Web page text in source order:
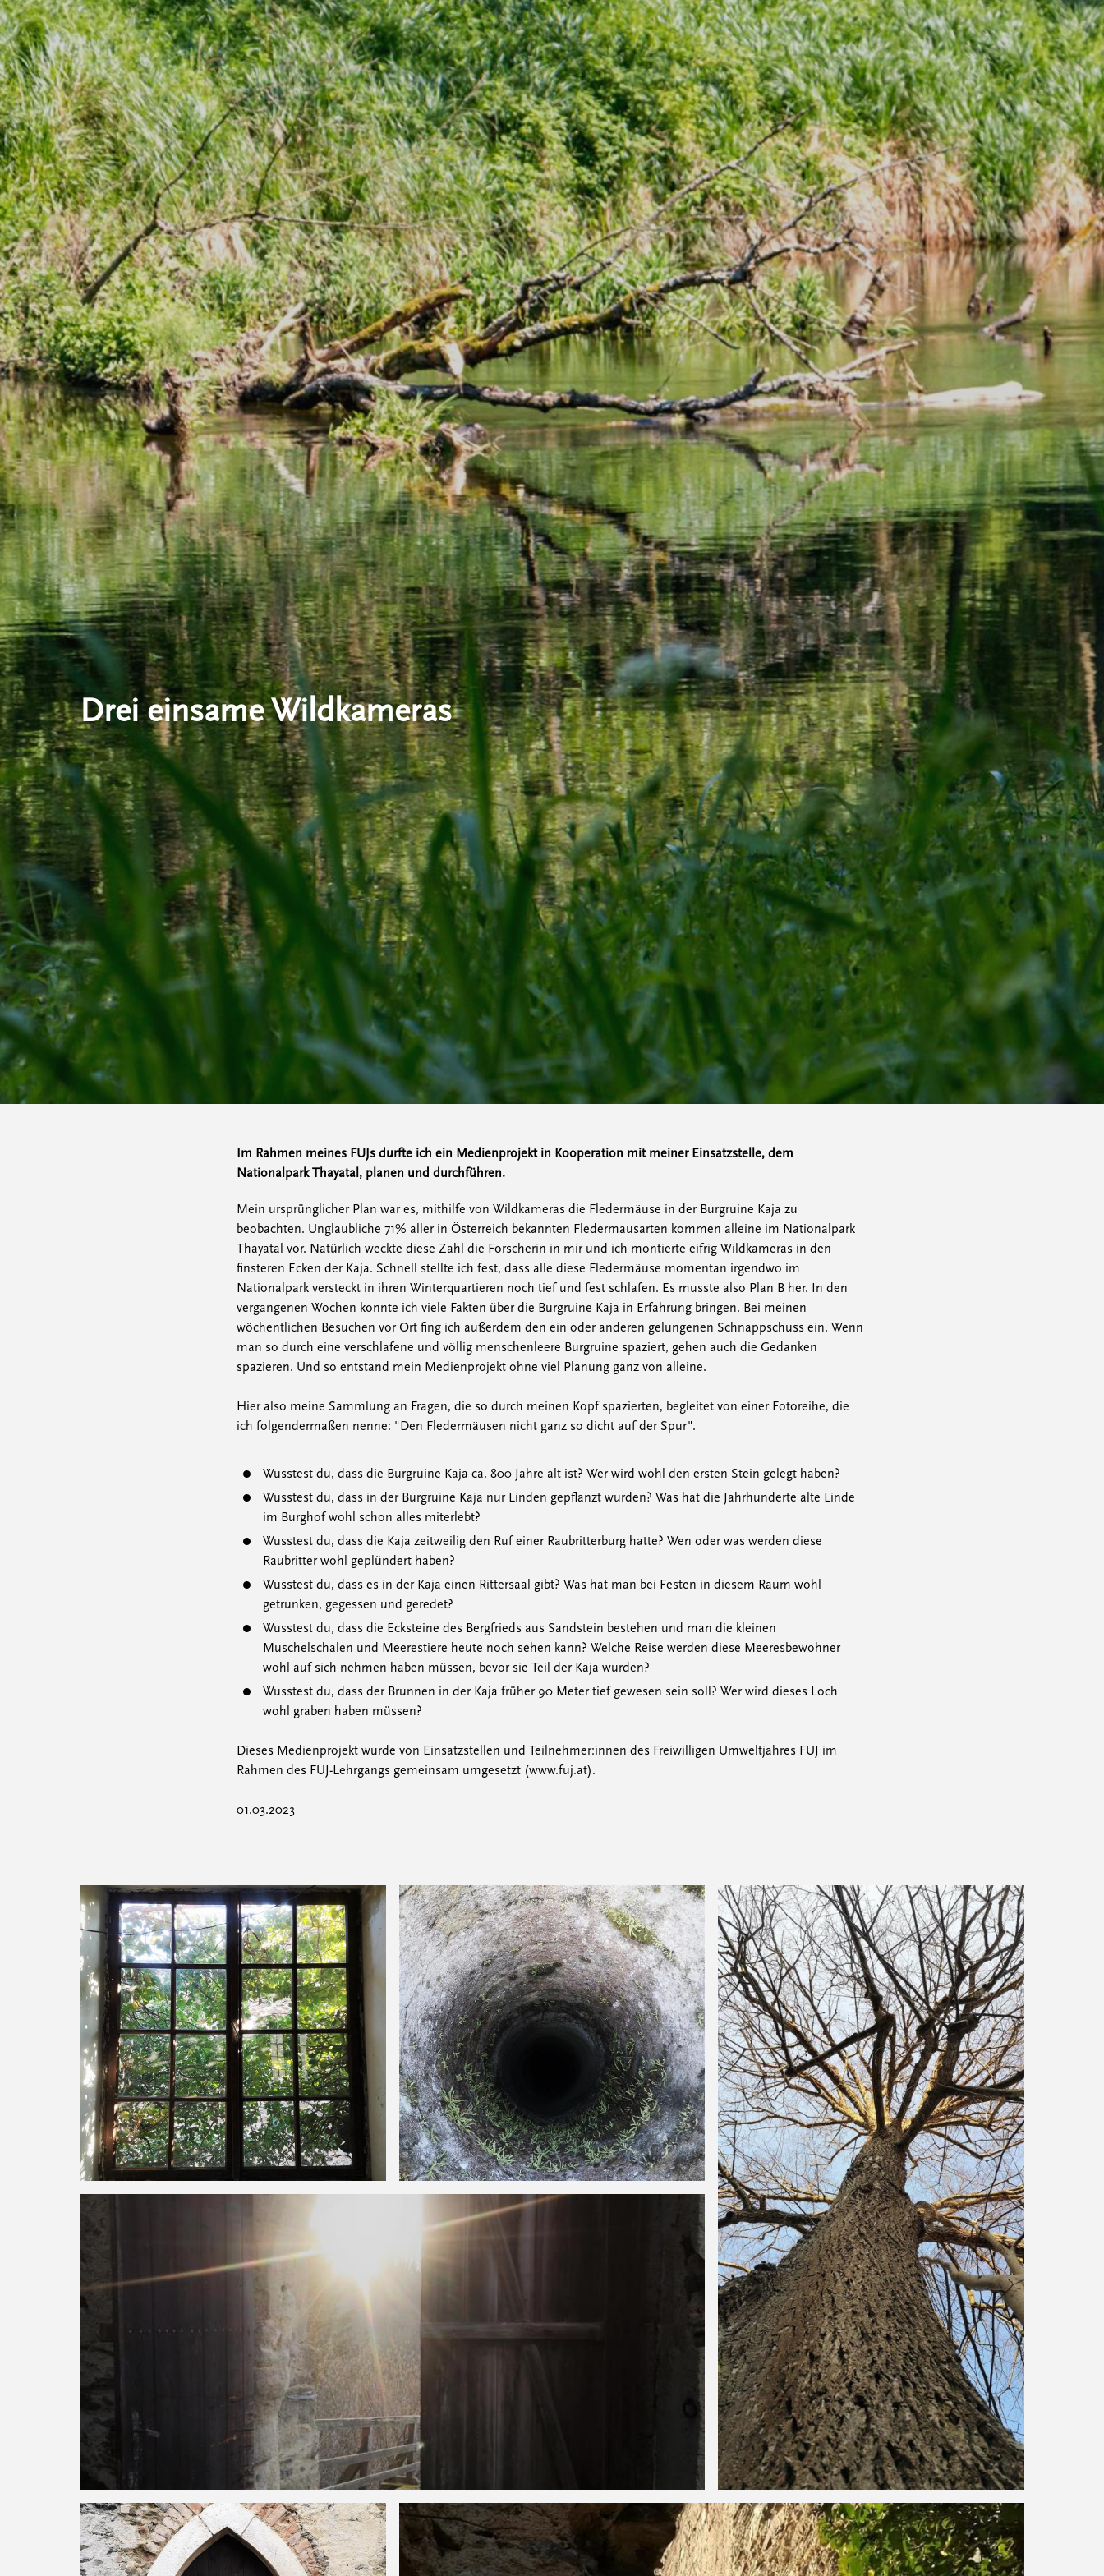
Drei einsame Wildkameras
Im Rahmen meines FUJs durfte ich ein Medienprojekt in Kooperation mit meiner Einsatzstelle, dem
Nationalpark Thayatal, planen und durchführen.
Mein ursprünglicher Plan war es, mithilfe von Wildkameras die Fledermäuse in der Burgruine Kaja zu
beobachten. Unglaubliche 71% aller in Österreich bekannten Fledermausarten kommen alleine im Nationalpark
Thayatal vor. Natürlich weckte diese Zahl die Forscherin in mir und ich montierte eifrig Wildkameras in den
finsteren Ecken der Kaja. Schnell stellte ich fest, dass alle diese Fledermäuse momentan irgendwo im
Nationalpark versteckt in ihren Winterquartieren noch tief und fest schlafen. Es musste also Plan B her. In den
vergangenen Wochen konnte ich viele Fakten über die Burgruine Kaja in Erfahrung bringen. Bei meinen
wöchentlichen Besuchen vor Ort fing ich außerdem den ein oder anderen gelungenen Schnappschuss ein. Wenn
man so durch eine verschlafene und völlig menschenleere Burgruine spaziert, gehen auch die Gedanken
spazieren. Und so entstand mein Medienprojekt ohne viel Planung ganz von alleine.
Hier also meine Sammlung an Fragen, die so durch meinen Kopf spazierten, begleitet von einer Fotoreihe, die
ich folgendermaßen nenne: "Den Fledermäusen nicht ganz so dicht auf der Spur".
Wusstest du, dass die Burgruine Kaja ca. 800 Jahre alt ist? Wer wird wohl den ersten Stein gelegt haben?
Wusstest du, dass in der Burgruine Kaja nur Linden gepflanzt wurden? Was hat die Jahrhunderte alte Linde
im Burghof wohl schon alles miterlebt?
Wusstest du, dass die Kaja zeitweilig den Ruf einer Raubritterburg hatte? Wen oder was werden diese
Raubritter wohl geplündert haben?
Wusstest du, dass es in der Kaja einen Rittersaal gibt? Was hat man bei Festen in diesem Raum wohl
getrunken, gegessen und geredet?
Wusstest du, dass die Ecksteine des Bergfrieds aus Sandstein bestehen und man die kleinen
Muschelschalen und Meerestiere heute noch sehen kann? Welche Reise werden diese Meeresbewohner
wohl auf sich nehmen haben müssen, bevor sie Teil der Kaja wurden?
Wusstest du, dass der Brunnen in der Kaja früher 90 Meter tief gewesen sein soll? Wer wird dieses Loch
wohl graben haben müssen?
Dieses Medienprojekt wurde von Einsatzstellen und Teilnehmer:innen des Freiwilligen Umweltjahres FUJ im
Rahmen des FUJ-Lehrgangs gemeinsam umgesetzt (www.fuj.at).
01.03.2023